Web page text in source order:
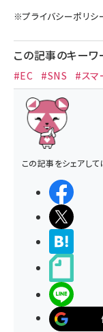
※プライバシーポリシ
この記事のキーワ
#EC #SNS #スマ
この記事をシェアして